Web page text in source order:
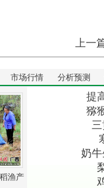
上一
市场行情 分析预测
渔产
提
猕
奶